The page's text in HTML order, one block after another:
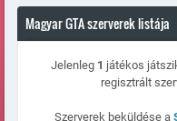
Magyar GTA szerverek listája
Jelenleg 1 játékos
regisztrált
Szerverek beküldése a